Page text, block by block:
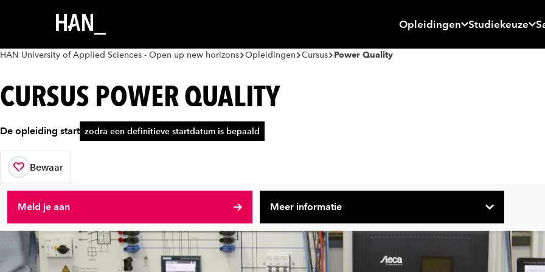
Opleidingen Studiekeuze
HAN University of Applied Sciences - Open up new horizons Opleidingen Cursus Power Quality
CURSUS POWER QUALITY
De opleiding start zodra een definitieve startdatum is bepaald
Bewaar
aan je favorieten
Meld je aan Meer informatie